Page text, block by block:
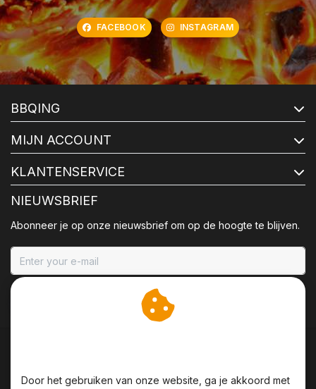
FACEBOOK INSTAGRAM
BBQING
MIJN ACCOUNT
KLANTENSERVICE
NIEUWSBRIEF
Abonneer je op onze nieuwsbrief om op de hoogte te blijven.
Door het gebruiken van onze website, ga je akkoord met